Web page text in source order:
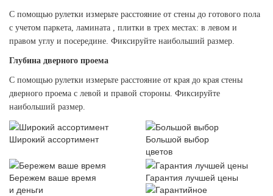
С помощью рулетки измерьте расстояние от стены до готового пола
с учетом паркета, ламината , плитки в трех местах: в левом и
правом углу и посередине. Фиксируйте наибольший размер.
Глубина дверного проема
С помощью рулетки измерьте расстояние от края до края стены
дверного проема с левой и правой стороны. Фиксируйте
наибольший размер.
Широкий ассортимент
Большой выбор
цветов
Бережем ваше время
и деньги
Гарантия лучшей цены